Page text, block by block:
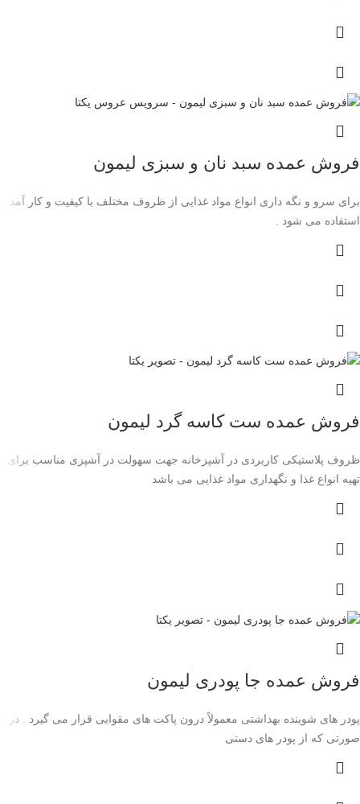
فروش عمده سبد نان و سبزی لیمون
برای سرو و نگه داری انواع مواد غذایی از ظروف مختلف با کیفیت و کار آمد
استفاده می شود .
فروش عمده ست کاسه گرد لیمون
ظروف پلاستیکی کاربردی در آشپزخانه جهت سهولت در آشپزی مناسب برای
تهیه انواع غذا و نگهداری مواد غذایی می باشد
فروش عمده جا پودری لیمون
پودر های شوینده بهداشتی معمولاً درون پاکت های مقوایی قرار می گیرد . در
صورتی که از پودر های دستی